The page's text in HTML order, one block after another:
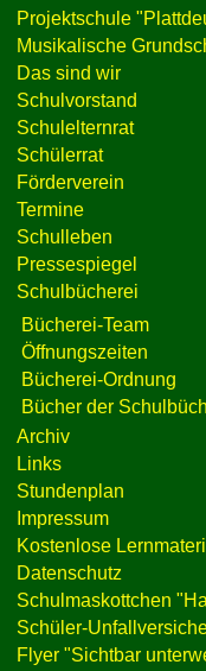
Projektschule
Musikalische
Das sind wir
Schulvorstand
Schulelternrat
Schülerrat
Förderverein
Termine
Schulleben
Pressespiegel
Schulbücherei
Bücherei-Team
Öffnungszeiten
Bücherei-Ordnung
Bücher der
Archiv
Links
Stundenplan
Impressum
Kostenlose
Datenschutz
Schulmaskottchen
Schüler-
Flyer "Sichtbar